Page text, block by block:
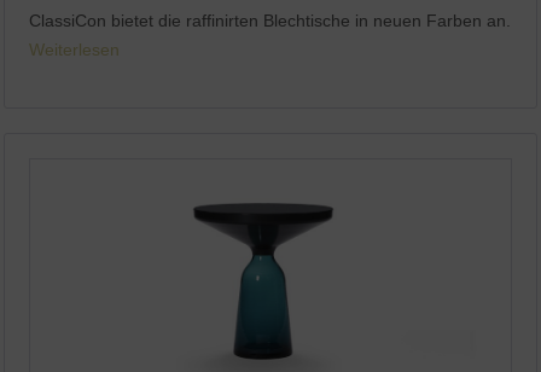
ClassiCon bietet die raffinirten Blechtische in neuen Farben an.
Weiterlesen